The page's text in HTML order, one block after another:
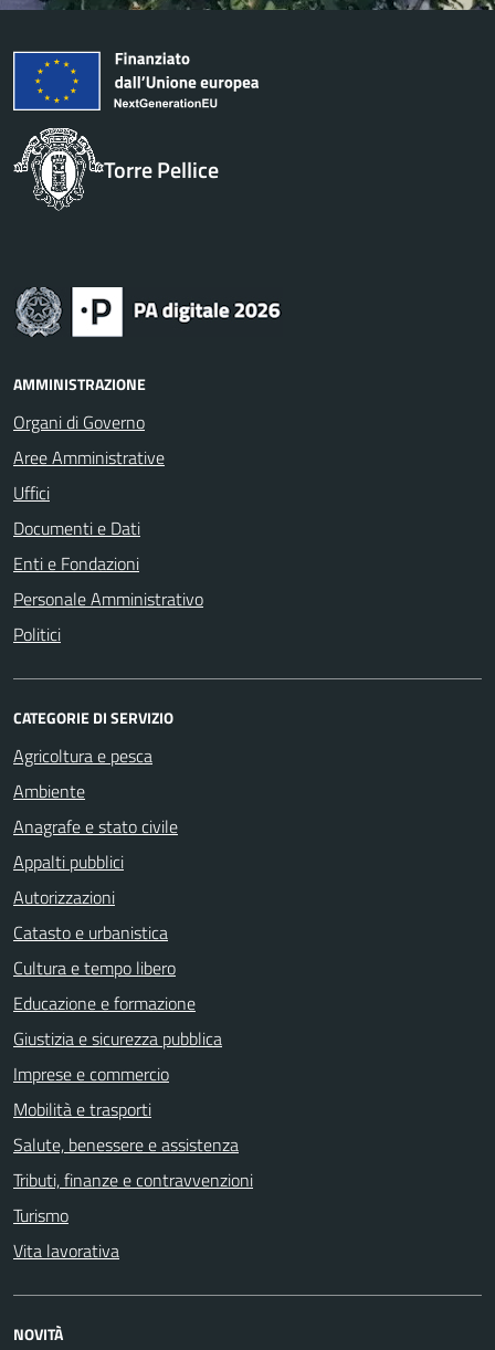
Torre Pellice
AMMINISTRAZIONE
Organi di Governo
Aree Amministrative
Uffici
Documenti e Dati
Enti e Fondazioni
Personale Amministrativo
Politici
CATEGORIE DI SERVIZIO
Agricoltura e pesca
Ambiente
Anagrafe e stato civile
Appalti pubblici
Autorizzazioni
Catasto e urbanistica
Cultura e tempo libero
Educazione e formazione
Giustizia e sicurezza pubblica
Imprese e commercio
Mobilità e trasporti
Salute, benessere e assistenza
Tributi, finanze e contravvenzioni
Turismo
Vita lavorativa
NOVITÀ